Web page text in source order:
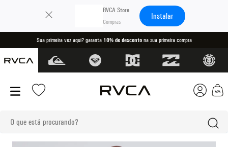
RVCA Store
Instalar
10% de descontona sua primeira compra